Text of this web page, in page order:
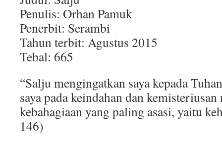
Penulis: Orhan Pamuk
Penerbit: Serambi
Tahun terbit: Agustus 2015
Tebal: 665
“Salju mengingatkan saya kepada
saya pada keindahan dan
kebahagiaan yang paling asasi, yaitu
146)